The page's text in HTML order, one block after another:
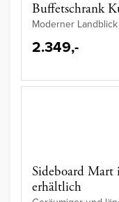
Buffetschrank
Moderner
2.349,-
Sideboard Mart
erhältlich